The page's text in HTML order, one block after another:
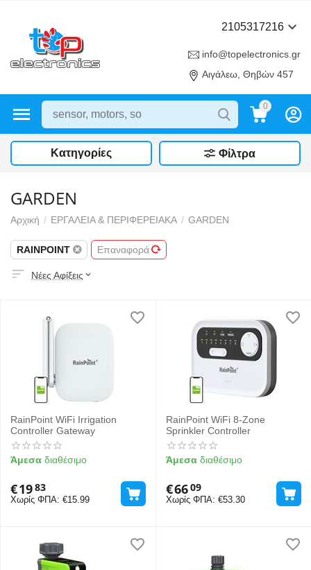
2105317216
info@topelectronics.gr
Αιγάλεω, Θηβών 457
0
Κατηγορίες Φίλτρα
GARDEN
Αρχική / ΕΡΓΑΛΕΙΑ & ΠΕΡΙΦΕΡΕΙΑΚΑ / GARDEN
RAINPOINT Επαναφορά
Νέες Αφίξεις
RainPoint WiFi Irrigation
Controller Gateway
Άμεσα διαθέσιμο
€1983
Χωρίς ΦΠΑ: €15.99
RainPoint WiFi 8-Zone
Sprinkler Controller
Άμεσα διαθέσιμο
€6609
Χωρίς ΦΠΑ: €53.30